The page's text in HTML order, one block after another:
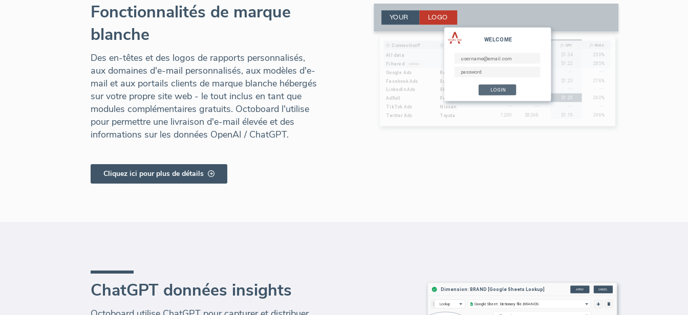
Fonctionnalités de marque
blanche
Des en-têtes et des logos de rapports personnalisés,
aux domaines d'e-mail personnalisés, aux modèles d'e-
mail et aux portails clients de marque blanche hébergés
sur votre propre site web - le tout inclus en tant que
modules complémentaires gratuits. Octoboard l'utilise
pour permettre une livraison d'e-mail élevée et des
informations sur les données OpenAI / ChatGPT.
Cliquez ici pour plus de détails
ChatGPT données insights